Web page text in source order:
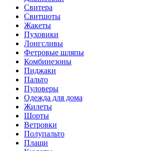
Свитера
Свитшоты
Жакеты
Пуховики
Лонгсливы
Фетровые шляпы
Комбинезоны
Пиджаки
Пальто
Пуловеры
Одежда для дома
Жилеты
Шорты
Ветровки
Полупальто
Плащи